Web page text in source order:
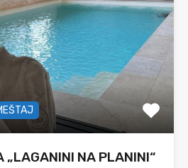
„LAGANINI NA PLANINI“